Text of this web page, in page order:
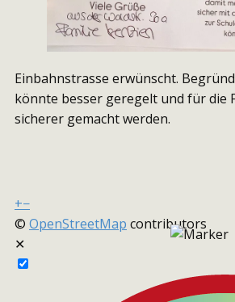
Einbahnstrasse erwünscht.
könnte besser geregelt und für die
sicherer gemacht werden.
+−
© OpenStreetMap contributors
✕